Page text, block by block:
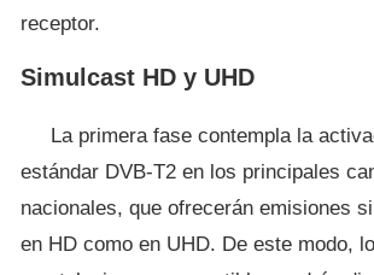
receptor.
Simulcast HD y UHD
La primera fase contempla la
estándar DVB-T2 en los principales
nacionales, que ofrecerán emisiones
en HD como en UHD. De este modo,